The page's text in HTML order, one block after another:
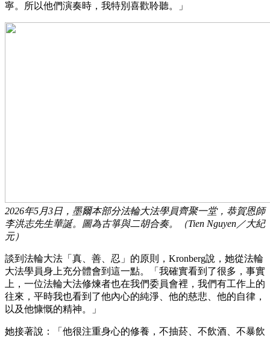
寧。所以他們演奏時，我特別喜歡聆聽。」
2026年5月3日，墨爾本部分法輪大法學員齊聚一堂，恭賀恩師
李洪志先生華誕。圖為古箏與二胡合奏。（Tien Nguyen／大紀
元）
談到法輪大法「真、善、忍」的原則，Kronberg說，她從法輪
大法學員身上充分體會到這一點。「我確實看到了很多，事實
上，一位法輪大法修煉者也在我們委員會裡，我們有工作上的
往來，平時我也看到了他內心的純淨、他的慈悲、他的自律，
以及他慷慨的精神。」
她接著說：「他很注重身心的修養，不抽菸、不飲酒、不暴飲